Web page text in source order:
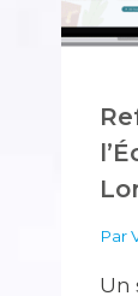
Par
Un